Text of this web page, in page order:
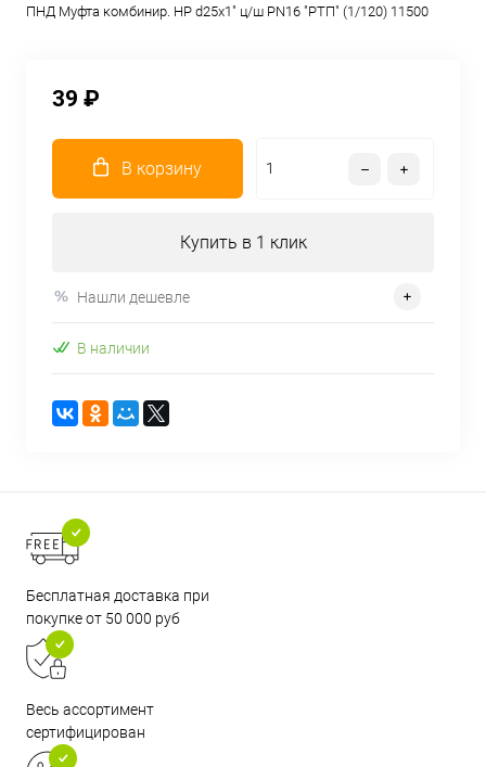
ПНД Муфта комбинир. НР d25х1" ц/ш PN16 "РТП" (1/120) 11500
39 ₽
В корзину
Купить в 1 клик
Нашли дешевле
В наличии
Бесплатная доставка при
покупке от 50 000 руб
Весь ассортимент
сертифицирован